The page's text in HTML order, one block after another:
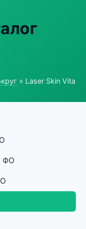
» Laser Skin Vita
ФО